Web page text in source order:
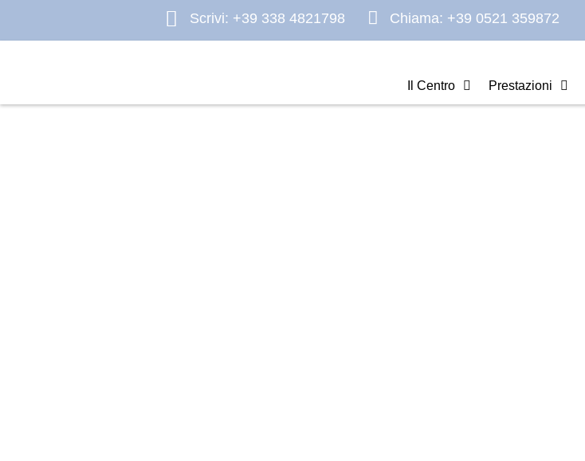
Scrivi: +39 338 4821798 Chiama: +39 0521 359872
Il Centro Prestazioni